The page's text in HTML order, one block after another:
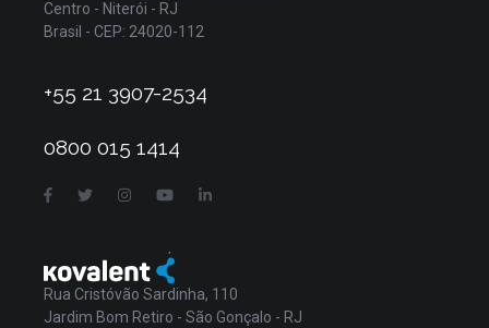
Centro - Niterói - RJ
Brasil - CEP: 24020-112
+55 21 3907-2534
0800 015 1414
Rua Cristóvão Sardinha, 110
Jardim Bom Retiro - São Gonçalo - RJ